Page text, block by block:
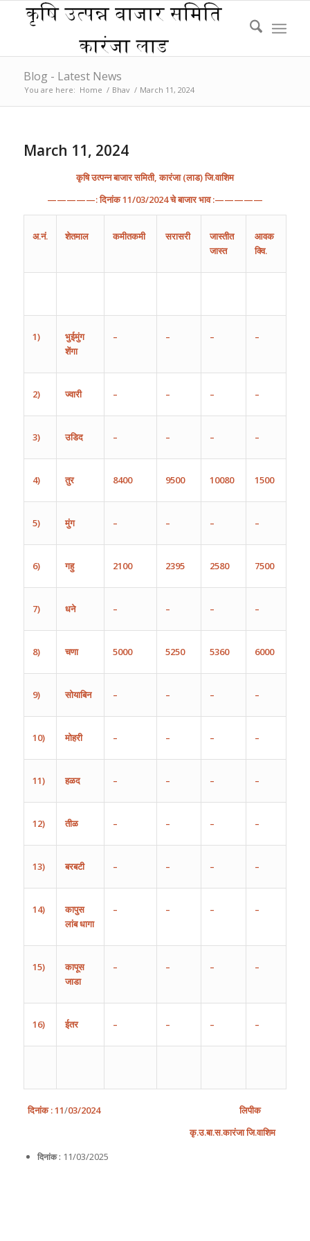
Blog - Latest News
You are here: Home / Bhav / March 11, 2024
March 11, 2024
कृषिउत्पन्नबाजारसमिती, कारंजा(लाड)जि.वाशिम
—————:दिनांक11/03/2024चेबाजारभाव:—————
अ.नं. शेतमाल कमीतकमी सरासरी
जास्तीत
जास्त
आवक
क्वि.
1)
भुईमुंग
शेंगा
– – – –
2) ज्वारी – – – –
3) उडिद – – – –
4) तुर 8400 9500 10080 1500
5) मुंग – – – –
6) गहु 2100 2395 2580 7500
7) धने – – – –
8) चणा 5000 5250 5360 6000
9) सोयाबिन – – – –
10) मोहरी – – – –
11) हळद – – – –
12) तीळ – – – –
13) बरबटी – – – –
14)
कापुस
लांबधागा
– – – –
15)
कापूस
जाडा
– – – –
16) ईतर – – – –
दिनांक : 11/03/2024
लिपीक
कृ.उ.बा.स.कारंजाजि.वाशिम
दिनांक : 11/03/2025